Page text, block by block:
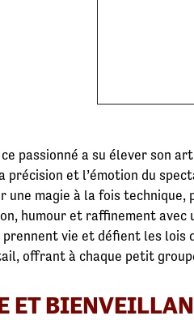
passionné a su élever son
précision et l’émotion du
magie à la fois technique,
humour et raffinement
vie et défient les
offrant à chaque petit
ET